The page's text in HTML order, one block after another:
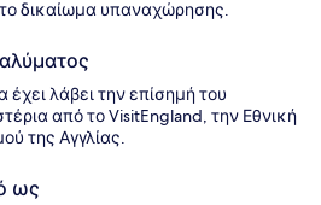
δικαίωμα υπαναχώρησης.
λάβει την επίσημή του
από το VisitEngland, την Εθνική
της Αγγλίας.
ως